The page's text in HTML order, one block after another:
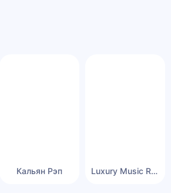
Кальян Рэп Luxury Music Radio